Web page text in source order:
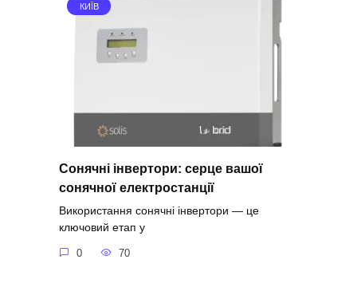
КИЇВ
Сонячні інвертори: серце вашої
сонячної електростанції
Використання сонячні інвертори — це
ключовий етап у
0 70